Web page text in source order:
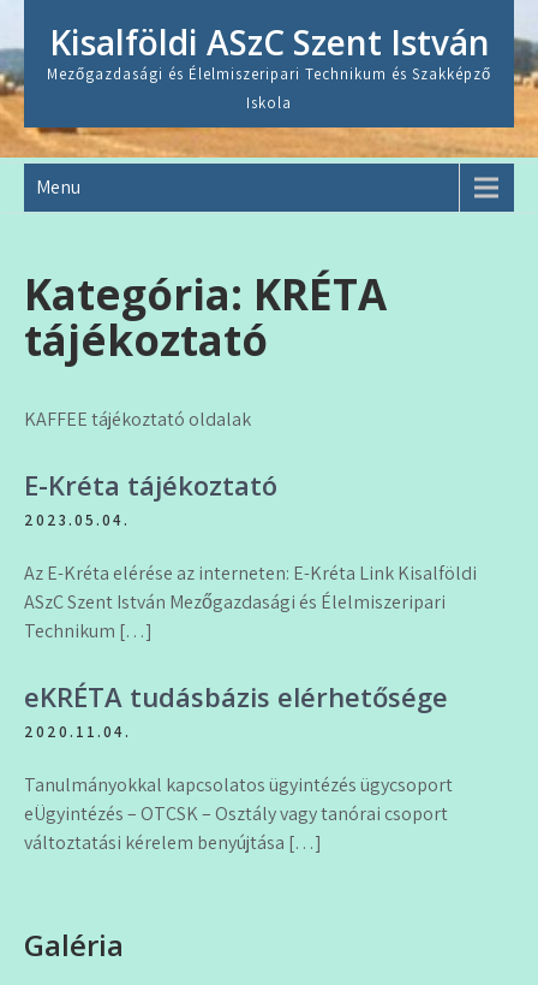
content
Kisalföldi ASzC Szent István
Mezőgazdasági és Élelmiszeripari Technikum és Szakképző
Iskola
Menu
Kategória: KRÉTA
tájékoztató
KAFFEE tájékoztató oldalak
E-Kréta tájékoztató
2023.05.04.
Az E-Kréta elérése az interneten: E-Kréta Link Kisalföldi
ASzC Szent István Mezőgazdasági és Élelmiszeripari
Technikum […]
eKRÉTA tudásbázis elérhetősége
2020.11.04.
Tanulmányokkal kapcsolatos ügyintézés ügycsoport
eÜgyintézés – OTCSK – Osztály vagy tanórai csoport
változtatási kérelem benyújtása […]
Galéria